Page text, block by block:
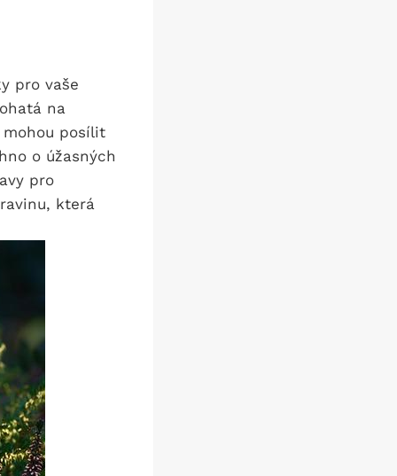
pro vaše
na
posílit
o úžasných
pro
která